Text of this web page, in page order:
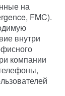
на
FMC).
внутри
компании